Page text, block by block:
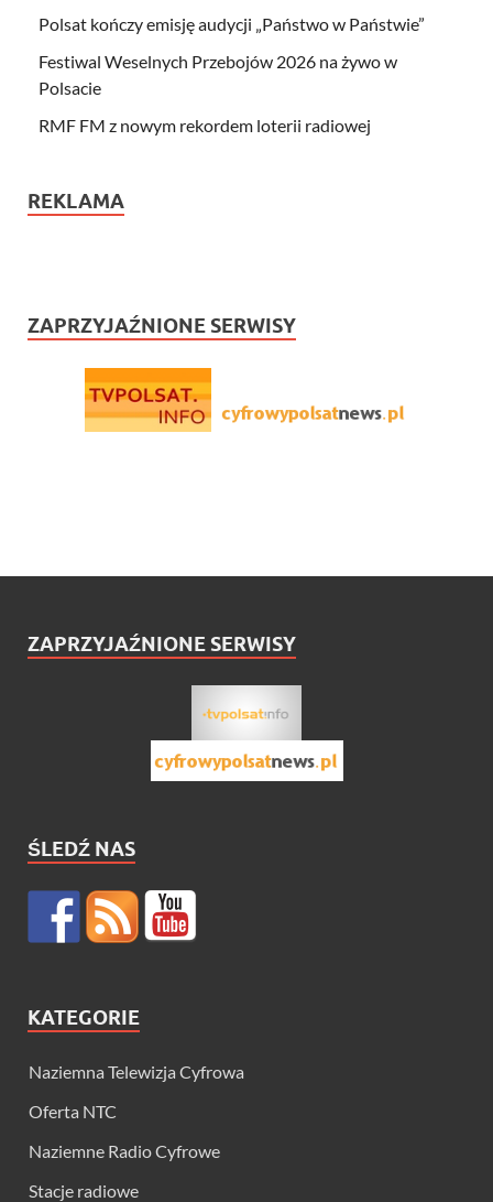
Polsat kończy emisję audycji „Państwo w Państwie”
Festiwal Weselnych Przebojów 2026 na żywo w
Polsacie
RMF FM z nowym rekordem loterii radiowej
REKLAMA
ZAPRZYJAŹNIONE SERWISY
ZAPRZYJAŹNIONE SERWISY
ŚLEDŹ NAS
KATEGORIE
Naziemna Telewizja Cyfrowa
Oferta NTC
Naziemne Radio Cyfrowe
Stacje radiowe